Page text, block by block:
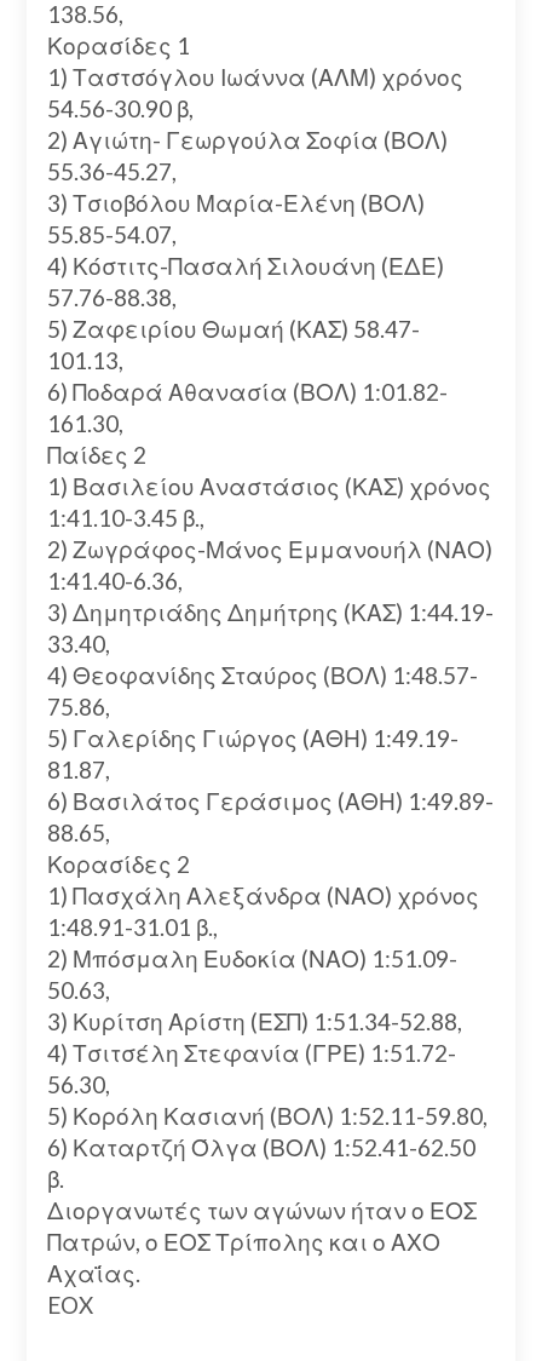
138.56,
Κορασίδες 1
1) Ταστσόγλου Ιωάννα (ΑΛΜ) χρόνος
54.56-30.90 β,
2) Αγιώτη- Γεωργούλα Σοφία (ΒΟΛ)
55.36-45.27,
3) Τσιοβόλου Μαρία-Ελένη (ΒΟΛ)
55.85-54.07,
4) Κόστιτς-Πασαλή Σιλουάνη (ΕΔΕ)
57.76-88.38,
5) Ζαφειρίου Θωμαή (ΚΑΣ) 58.47-
101.13,
6) Ποδαρά Αθανασία (ΒΟΛ) 1:01.82-
161.30,
Παίδες 2
1) Βασιλείου Αναστάσιος (ΚΑΣ) χρόνος
1:41.10-3.45 β.,
2) Ζωγράφος-Μάνος Εμμανουήλ (ΝΑΟ)
1:41.40-6.36,
3) Δημητριάδης Δημήτρης (ΚΑΣ) 1:44.19-
33.40,
4) Θεοφανίδης Σταύρος (ΒΟΛ) 1:48.57-
75.86,
5) Γαλερίδης Γιώργος (ΑΘΗ) 1:49.19-
81.87,
6) Βασιλάτος Γεράσιμος (ΑΘΗ) 1:49.89-
88.65,
Κορασίδες 2
1) Πασχάλη Αλεξάνδρα (ΝΑΟ) χρόνος
1:48.91-31.01 β.,
2) Μπόσμαλη Ευδοκία (ΝΑΟ) 1:51.09-
50.63,
3) Κυρίτση Αρίστη (ΕΣΠ) 1:51.34-52.88,
4) Τσιτσέλη Στεφανία (ΓΡΕ) 1:51.72-
56.30,
5) Κορόλη Κασιανή (ΒΟΛ) 1:52.11-59.80,
6) Καταρτζή Όλγα (ΒΟΛ) 1:52.41-62.50
β.
Διοργανωτές των αγώνων ήταν ο ΕΟΣ
Πατρών, ο ΕΟΣ Τρίπολης και ο ΑΧΟ
Αχαΐας.
EOX